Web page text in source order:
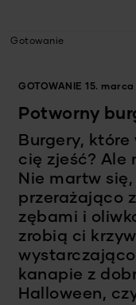
Gotowanie
GOTOWANIE 15. marca
Potworny
Burgery,
cię zjeść? Ale
Nie martw
przerażająco
zębami i
zrobią ci
kanapie z
Halloween,